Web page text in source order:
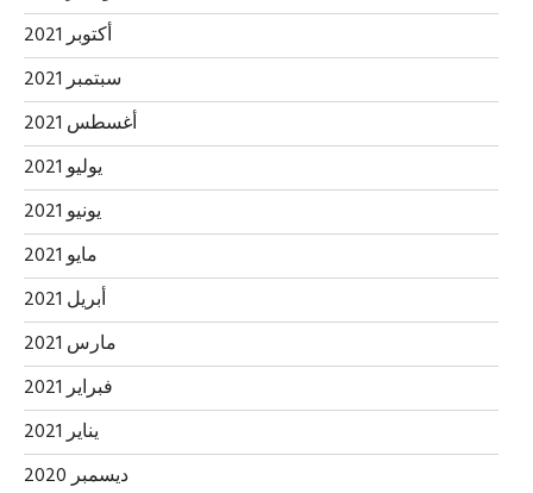
أكتوبر 2021
سبتمبر 2021
أغسطس 2021
يوليو 2021
يونيو 2021
مايو 2021
أبريل 2021
مارس 2021
فبراير 2021
يناير 2021
ديسمبر 2020